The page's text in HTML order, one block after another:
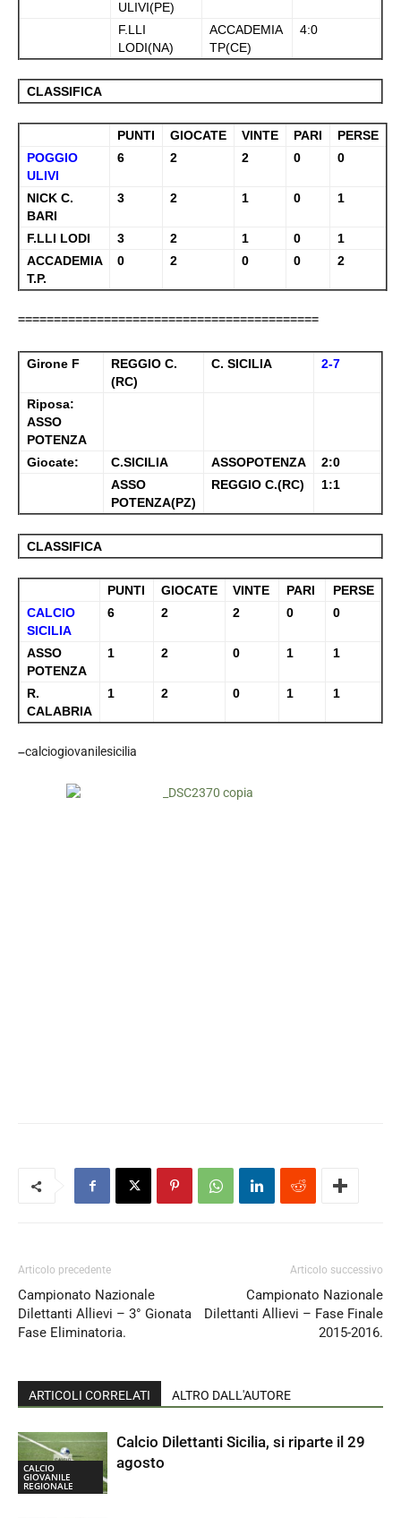
ULIVI(PE)
F.LLI
LODI(NA)
ACCADEMIA
TP(CE)
4:0
CLASSIFICA
PUNTI GIOCATE VINTE PARI
PERSE
POGGIO
ULIVI
6 2 2 0 0
NICK C.
BARI
3 2 1 0 1
F.LLI LODI 3 2 1 0
1
ACCADEMIA
T.P.
0 2 0 0 2
==========================================
Girone F
REGGIO C.
(RC)
C. SICILIA 2-7
Riposa:
ASSO
POTENZA
Giocate:
C.SICILIA ASSOPOTENZA
2:0
ASSO
POTENZA(PZ)
REGGIO C.(RC) 1:1
CLASSIFICA
PUNTI GIOCATE VINTE PARI
PERSE
CALCIO
SICILIA
6 2 2 0 0
ASSO
POTENZA
1 2 0 1 1
R.
CALABRIA
1 2 0 1 1
–calciogiovanilesicilia
Articolo precedente
Campionato Nazionale
Dilettanti Allievi – 3° Gionata
Fase Eliminatoria.
Articolo successivo
Campionato Nazionale
Dilettanti Allievi – Fase Finale
2015-2016.
ARTICOLI CORRELATI ALTRO DALL'AUTORE
CALCIO
GIOVANILE
REGIONALE
Calcio Dilettanti Sicilia, si riparte il 29
agosto